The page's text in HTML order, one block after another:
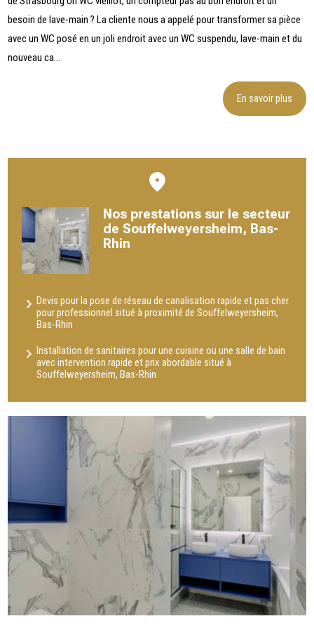
besoin de lave-main ? La cliente nous a appelé pour transformer sa pièce
avec un WC posé en un joli endroit avec un WC suspendu, lave-main et du
nouveau ca...
En savoir plus
Nos prestations sur le secteur
de Souffelweyersheim, Bas-
Rhin
Devis pour la pose de réseau de canalisation rapide et pas cher
pour professionnel situé à proximité de Souffelweyersheim,
Bas-Rhin
Installation de sanitaires pour une cuisine ou une salle de bain
avec intervention rapide et prix abordable situé à
Souffelweyersheim, Bas-Rhin